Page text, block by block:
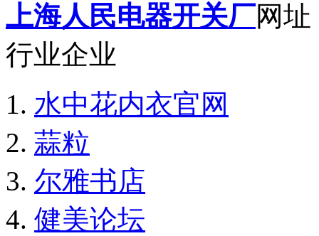
上海人民电器开关厂网址
行业企业
水中花内衣官网
蒜粒
尔雅书店
健美论坛